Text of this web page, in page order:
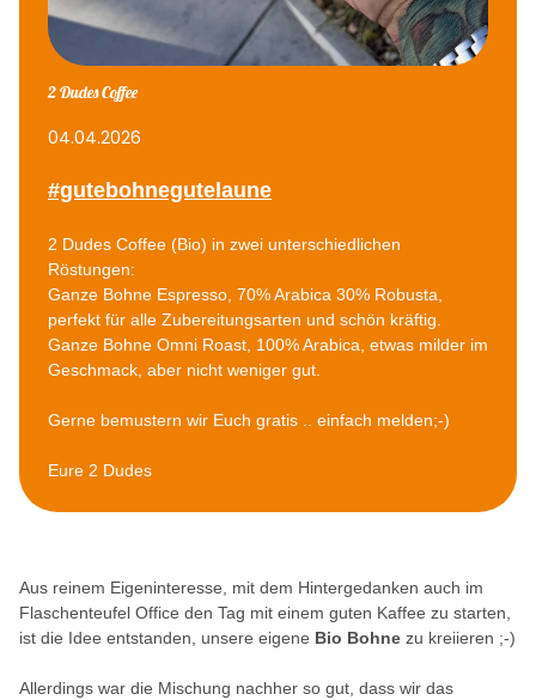
2 Dudes Coffee
04.04.2026
#gutebohnegutelaune
2 Dudes Coffee (Bio) in zwei unterschiedlichen
Röstungen:
Ganze Bohne Espresso, 70% Arabica 30% Robusta,
perfekt für alle Zubereitungsarten und schön kräftig.
Ganze Bohne Omni Roast, 100% Arabica, etwas milder im
Geschmack, aber nicht weniger gut.
Gerne bemustern wir Euch gratis .. einfach melden;-)
Eure 2 Dudes
Aus reinem Eigeninteresse, mit dem Hintergedanken auch im
Flaschenteufel Office den Tag mit einem guten Kaffee zu starten,
ist die Idee entstanden, unsere eigene Bio Bohne zu kreiieren ;-)
Allerdings war die Mischung nachher so gut, dass wir das